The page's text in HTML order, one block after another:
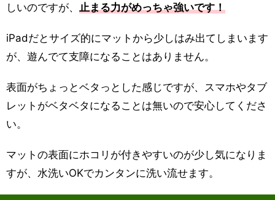
しいのですが、 止まる力がめっちゃ強いです！
iPadだとサイズ的にマットから少しはみ出てしまいます
が、遊んでて支障になることはありません。
表面がちょっとベタっとした感じですが、スマホやタブ
レットがベタベタになることは無いので安心してくださ
い。
マットの表面にホコリが付きやすいのが少し気になりま
すが、水洗いOKでカンタンに洗い流せます。